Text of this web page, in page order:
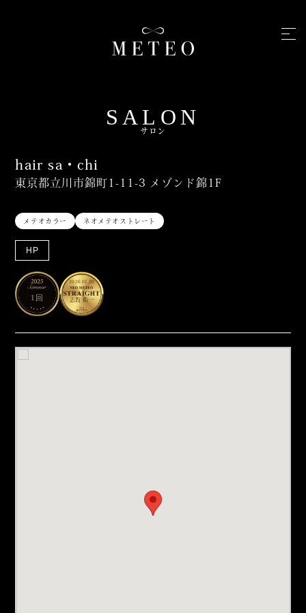
SALON
サロン
hair sa・chi
東京都立川市錦町1-11-3 メゾンド錦1F
メテオカラー ネオメテオストレート
HP
1回
2026.01.20
志賀 佑一